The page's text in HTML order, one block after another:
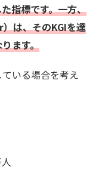
指標です。一方、
は、そのKGIを達
ます。
いる場合を考え